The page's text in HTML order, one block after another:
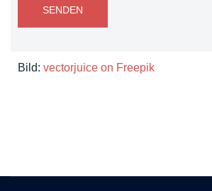
SENDEN
Bild: vectorjuice on Freepik